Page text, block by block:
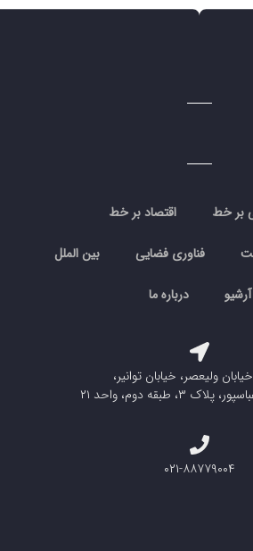
بر خط اقتصاد بر خط
فناوری فضایی بین الملل
آرشیو درباره ما
ولیعصر، خیابان توانیر،
۳، طبقه دوم، واحد ۲۱
۰۲۱-۸۸۷۷۹۰۰۴